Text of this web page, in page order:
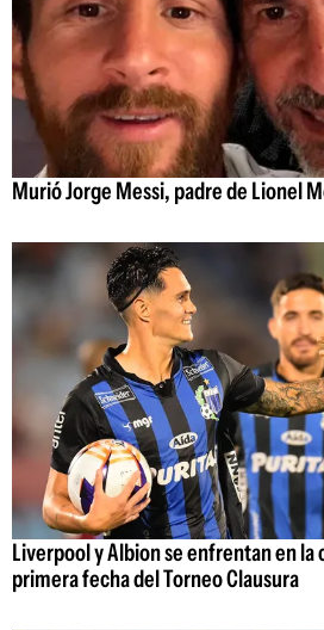
Murió Jorge Messi, padre de Lionel
Liverpool y Albion se enfrentan en la
primera fecha del Torneo Clausura